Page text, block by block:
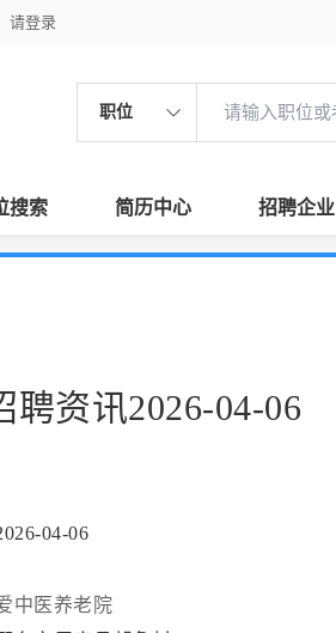
请登录
职位
搜索 简历中心 招聘企业
聘资讯2026-04-06
04-06
中医养老院